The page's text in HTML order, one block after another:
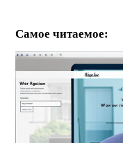
Самое читаемое: